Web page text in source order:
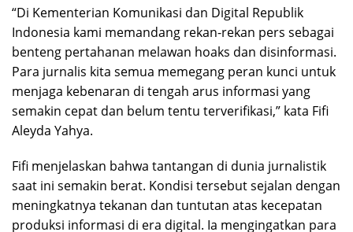
“Di Kementerian Komunikasi dan Digital Republik
Indonesia kami memandang rekan-rekan pers sebagai
benteng pertahanan melawan hoaks dan disinformasi.
Para jurnalis kita semua memegang peran kunci untuk
menjaga kebenaran di tengah arus informasi yang
semakin cepat dan belum tentu terverifikasi,” kata Fifi
Aleyda Yahya.
Fifi menjelaskan bahwa tantangan di dunia jurnalistik
saat ini semakin berat. Kondisi tersebut sejalan dengan
meningkatnya tekanan dan tuntutan atas kecepatan
produksi informasi di era digital. Ia mengingatkan para